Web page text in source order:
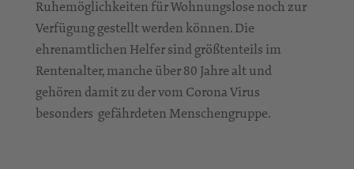
Ruhemöglichkeiten für Wohnungslose noch zur
Verfügung gestellt werden können. Die
ehrenamtlichen Helfer sind größtenteils im
Rentenalter, manche über 80 Jahre alt und
gehören damit zu der vom Corona Virus
besonders gefährdeten Menschengruppe.